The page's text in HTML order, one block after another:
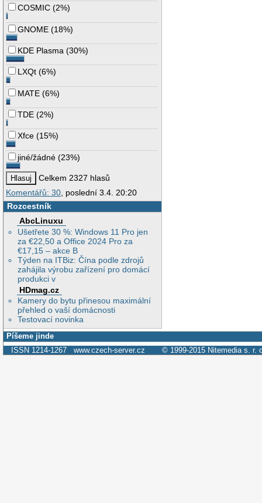
COSMIC (2%)
GNOME (18%)
KDE Plasma (30%)
LXQt (6%)
MATE (6%)
TDE (2%)
Xfce (15%)
jiné/žádné (23%)
Celkem 2327 hlasů
Komentářů: 30, poslední 3.4. 20:20
Rozcestník
AbcLinuxu
Ušetřete 30 %: Windows 11 Pro jen
za €22,50 a Office 2024 Pro za
€17,15 – akce B
Týden na ITBiz: Čína podle zdrojů
zahájila výrobu zařízení pro domácí
produkci v
HDmag.cz
Kamery do bytu přinesou maximální
přehled o vaší domácnosti
Testovací novinka
Píšeme jinde
ISSN 1214-1267 www.czech-server.cz © 1999-2015 Nitemedia s. r.